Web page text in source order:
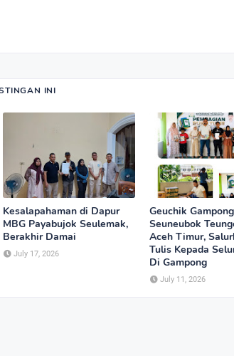
INI
Kesalapahaman di Dapur
MBG Payabujok Seulemak,
Berakhir Damai
July 17, 2026
Geuchik Gampong
Seuneubok
Aceh Timur,
Tulis Kepada
Di Gampong
July 11, 2026